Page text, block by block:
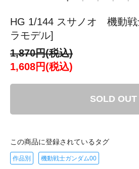
HG 1/144 スサノオ 機動戦
ラモデル]
1,870円(税込)
1,608円(税込)
SOLD OUT
この商品に登録されているタグ
作品別 機動戦士ガンダム00